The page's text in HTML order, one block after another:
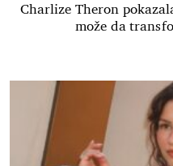
Charlize Theron
može da